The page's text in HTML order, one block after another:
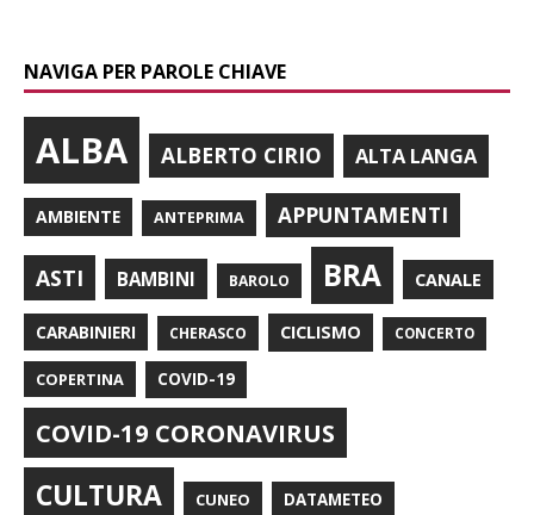
NAVIGA PER PAROLE CHIAVE
ALBA ALBERTO CIRIO ALTA LANGA
AMBIENTE ANTEPRIMA APPUNTAMENTI
ASTI BAMBINI BAROLO BRA CANALE
CARABINIERI CHERASCO CICLISMO CONCERTO
COPERTINA COVID-19
COVID-19 CORONAVIRUS
CULTURA CUNEO DATAMETEO